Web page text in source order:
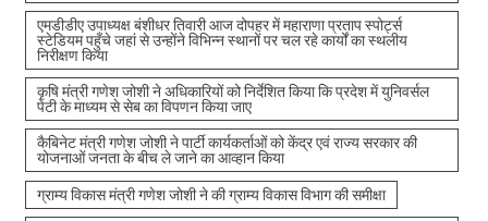
एमडीडीए उपाध्यक्ष बंशीधर तिवारी आज दोपहर में महाराणा प्रताप स्पोर्ट्स
स्टेडियम पहुँचे जहां से उन्होंने विभिन्न स्थानों पर चल रहे कार्यों का स्थलीय
निरीक्षण किया
कृषि मंत्री गणेश जोशी ने अधिकारियों को निर्देशित किया कि प्रदेश में युनिवर्सल
पेटी के माध्यम से सेब का विपणन किया जाए
कैबिनेट मंत्री गणेश जोशी ने पार्टी कार्यकर्ताओं को केंद्र एवं राज्य सरकार की
योजनाओं जनता के बीच ले जाने का आव्हान किया
ग्राम्य विकास मंत्री गणेश जोशी ने की ग्राम्य विकास विभाग की समीक्षा